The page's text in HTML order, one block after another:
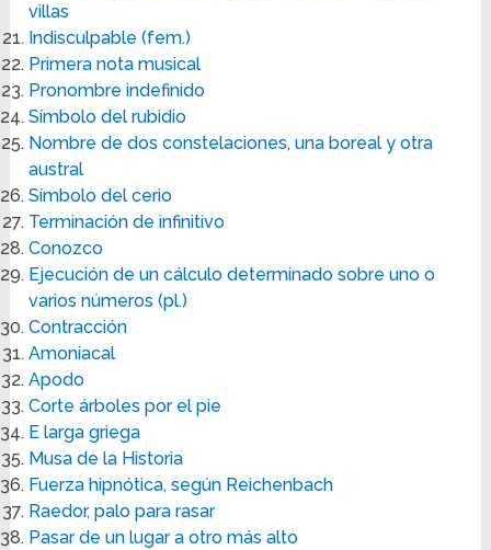
villas
Indisculpable (fem.)
Primera nota musical
Pronombre indefinido
Símbolo del rubidio
Nombre de dos constelaciones, una boreal y otra
austral
Símbolo del cerio
Terminación de infinitivo
Conozco
Ejecución de un cálculo determinado sobre uno o
varios números (pl.)
Contracción
Amoniacal
Apodo
Corte árboles por el pie
E larga griega
Musa de la Historia
Fuerza hipnótica, según Reichenbach
Raedor, palo para rasar
Pasar de un lugar a otro más alto